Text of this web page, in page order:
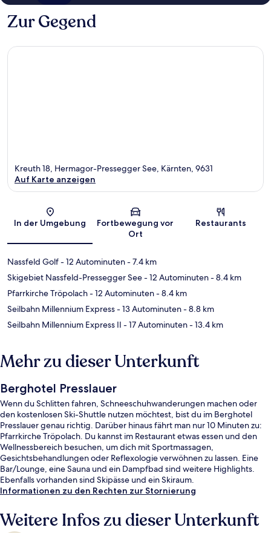
Zur Gegend
Karte
Kreuth 18, Hermagor-Pressegger See, Kärnten, 9631
Auf Karte anzeigen
In der Umgebung
Fortbewegung vor
Ort
Restaurants
Nassfeld Golf- 12 Autominuten- 7.4 km
Skigebiet Nassfeld-Pressegger See- 12 Autominuten- 8.4 km
Pfarrkirche Tröpolach- 12 Autominuten- 8.4 km
Seilbahn Millennium Express- 13 Autominuten- 8.8 km
Seilbahn Millennium Express II - 17 Autominuten- 13.4 km
Mehr zu dieser Unterkunft
Berghotel Presslauer
Wenn du Schlitten fahren, Schneeschuhwanderungen machen oder
den kostenlosen Ski-Shuttle nutzen möchtest, bist du im Berghotel
Presslauer genau richtig. Darüber hinaus fährt man nur 10 Minuten zu:
Pfarrkirche Tröpolach. Du kannst im Restaurant etwas essen und den
Wellnessbereich besuchen, um dich mit Sportmassagen,
Gesichtsbehandlungen oder Reflexologie verwöhnen zu lassen. Eine
Bar/Lounge, eine Sauna und ein Dampfbad sind weitere Highlights.
Ebenfalls vorhanden sind Skipässe und ein Skiraum.
Informationen zu den Rechten zur Stornierung
Weitere Infos zu dieser Unterkunft